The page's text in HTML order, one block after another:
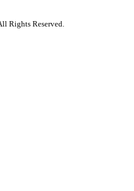
Rights Reserved.